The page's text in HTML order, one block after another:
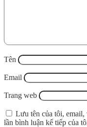
Tên
Email
Trang web
Lưu tên của tôi,
lần bình luận kế tiếp của